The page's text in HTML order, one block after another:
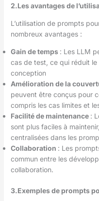
2.Les avantages de
L’utilisation de prompts
nombreux avantages :
Gain de temps : Les LLM
cas de test, ce qui réduit
conception
Amélioration de la
peuvent être conçus pour
compris les cas limites et
Facilité de maintenance :
sont plus faciles à
centralisées dans les
Collaboration : Les
commun entre les
collaboration.
3.Exemples de prompts